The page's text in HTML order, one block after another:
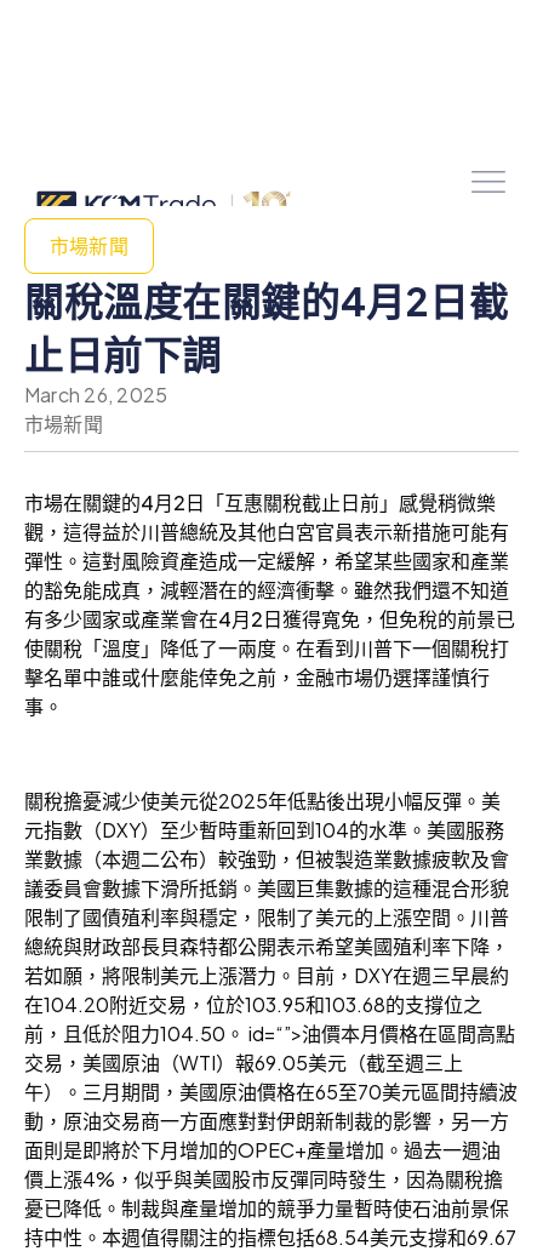
市場新聞
關稅溫度在關鍵的4月2日截
止日前下調
March 26, 2025
市場新聞
市場在關鍵的4月2日「互惠關稅截止日前」感覺稍微樂
觀，這得益於川普總統及其他白宮官員表示新措施可能有
彈性。這對風險資產造成一定緩解，希望某些國家和產業
的豁免能成真，減輕潛在的經濟衝擊。雖然我們還不知道
有多少國家或產業會在4月2日獲得寬免，但免稅的前景已
使關稅「溫度」降低了一兩度。在看到川普下一個關稅打
擊名單中誰或什麼能倖免之前，金融市場仍選擇謹慎行
事。
關稅擔憂減少使美元從2025年低點後出現小幅反彈。美
元指數（DXY）至少暫時重新回到104的水準。美國服務
業數據（本週二公布）較強勁，但被製造業數據疲軟及會
議委員會數據下滑所抵銷。美國巨集數據的這種混合形貌
限制了國債殖利率與穩定，限制了美元的上漲空間。川普
總統與財政部長貝森特都公開表示希望美國殖利率下降，
若如願，將限制美元上漲潛力。目前，DXY在週三早晨約
在104.20附近交易，位於103.95和103.68的支撐位之
前，且低於阻力104.50。 id=“”>油價本月價格在區間高點
交易，美國原油（WTI）報69.05美元（截至週三上
午）。三月期間，美國原油價格在65至70美元區間持續波
動，原油交易商一方面應對對伊朗新制裁的影響，另一方
面則是即將於下月增加的OPEC+產量增加。過去一週油
價上漲4%，似乎與美國股市反彈同時發生，因為關稅擔
憂已降低。制裁與產量增加的競爭力量暫時使石油前景保
持中性。本週值得關注的指標包括68.54美元支撐和69.67